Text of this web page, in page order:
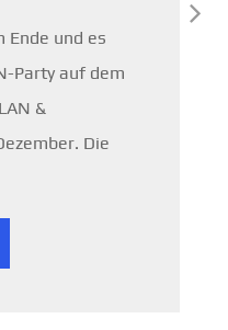
Ende und es
Party auf dem
&
Die